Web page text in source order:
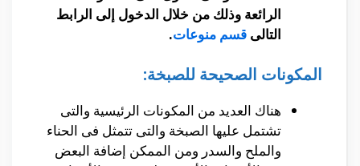
الرائعة وذلك من خلال الدخول إلى الرابط
التالى قسم منوعات.
المكونات الصحيحة للصبخة:
هناك العديد من المكونات الرئيسية والتى
تشتمل عليها الصبخة والتى تتمثل فى الحناء
والملح والسدر ومن الممكن إضافة البعض